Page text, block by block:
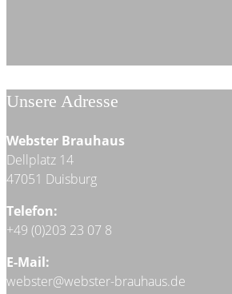
Unsere Adresse
Webster Brauhaus
Dellplatz 14
47051 Duisburg
Telefon:
+49 (0)203 23 07 8
E-Mail:
webster@webster-brauhaus.de